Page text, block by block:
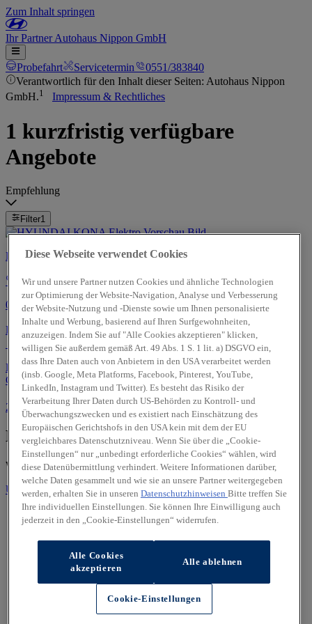
Zum Inhalt springen
IhrPartnerAutohaus Nippon GmbH
Probefahrt Servicetermin
0551/383840
Verantwortlich für den Inhalt dieser Seiten: Autohaus Nippon
GmbH.1 Impressum & Rechtliches
1 kurzfristig verfügbare
Angebote
Empfehlung
Filter1
HYUNDAI KONA Elektro
02/2021 | 50.800 km | 203 PS
Batterie Zertifikat
Göttingen
Energieverbrauch: -- kWh/100km (komb.) • CO₂-Emissionen: 0 g
CO₂/km (komb.) • CO₂-Klasse: -- (komb.)
23.985 EUR2
Kein passendes Angebot dabei ?
Wir beraten Sie gerne und bestellen Ihnen Ihr Wunschfahrzeug
Unsere Modelle
Diese Webseite verwendet Cookies
Wir und unsere Partner nutzen Cookies und ähnliche Technologien
zur Optimierung der Website-Navigation, Analyse und Verbesserung
der Website-Nutzung und -Dienste sowie um Ihnen personalisierte
Inhalte und Werbung, basierend auf Ihren Surfgewohnheiten,
anzuzeigen. Indem Sie auf "Alle Cookies akzeptieren" klicken,
willigen Sie außerdem gemäß Art. 49 Abs. 1 S. 1 lit. a) DSGVO ein,
dass Ihre Daten auch von Anbietern in den USA verarbeitet werden
(insb. Google, Meta Platforms, Facebook, Pinterest, YouTube,
LinkedIn, Instagram und Twitter). Es besteht das Risiko der
Verarbeitung Ihrer Daten durch US-Behörden zu Kontroll- und
Überwachungszwecken und es existiert nach Einschätzung des
Europäischen Gerichtshofs in den USA kein mit dem der EU
vergleichbares Datenschutzniveau. Wenn Sie über die „Cookie-
Einstellungen“ nur „unbedingt erforderliche Cookies“ wählen, wird
diese Datenübermittlung verhindert. Weitere Informationen darüber,
welche Daten gesammelt und wie sie an unsere Partner weitergegeben
werden, erhalten Sie in unseren Datenschutzhinweisen Bitte treffen Sie
Ihre individuellen Einstellungen. Sie können Ihre Einwilligung auch
jederzeit in den „Cookie-Einstellungen“ widerrufen.
Alle Cookies
akzeptieren
Alle ablehnen
Cookie-Einstellungen